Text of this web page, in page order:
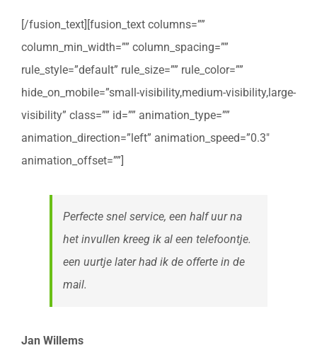
[/fusion_text][fusion_text columns=””
column_min_width=”” column_spacing=””
rule_style=”default” rule_size=”” rule_color=””
hide_on_mobile=”small-visibility,medium-visibility,large-
visibility” class=”” id=”” animation_type=””
animation_direction=”left” animation_speed=”0.3″
animation_offset=””]
Perfecte snel service, een half uur na
het invullen kreeg ik al een telefoontje.
een uurtje later had ik de offerte in de
mail.
Jan Willems